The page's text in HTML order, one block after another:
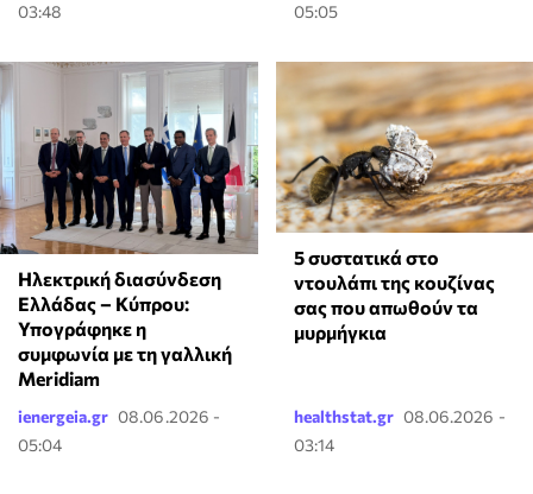
03:48
05:05
Ηλεκτρική διασύνδεση
Ελλάδας – Κύπρου:
Υπογράφηκε η
συμφωνία με τη γαλλική
Meridiam
ienergeia.gr 08.06.2026 -
05:04
⁠5 συστατικά στο
ντουλάπι της κουζίνας
σας που απωθούν τα
μυρμήγκια
healthstat.gr 08.06.2026 -
03:14